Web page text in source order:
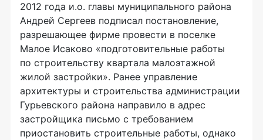
2012 года и.о. главы муниципального района
Андрей Сергеев подписал постановление,
разрешающее фирме провести в поселке
Малое Исаково «подготовительные работы
по строительству квартала малоэтажной
жилой застройки». Ранее управление
архитектуры и строительства администрации
Гурьевского района направило в адрес
застройщика письмо с требованием
приостановить строительные работы, однако